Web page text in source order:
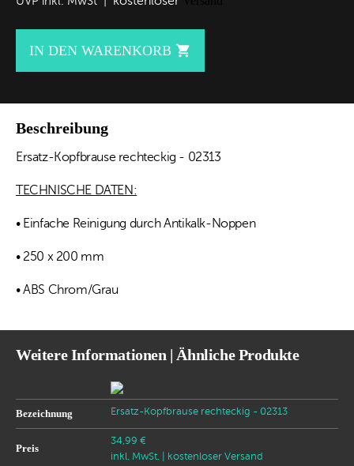
IN DEN WARENKORB 
Beschreibung
Ersatz-Kopfbrause rechteckig - 02313
TECHNISCHE DATEN:
• Einfache Reinigung durch Antikalk-Noppen
• 250 x 200 mm
• ABS Chrom/Grau
Weitere Informationen | Ähnliche Produkte
Bezeichnung Ersatz-Kopfbrause rechteckig - 02313
Preis
34,99 €
inkl. MwSt.
| kostenloser Versand